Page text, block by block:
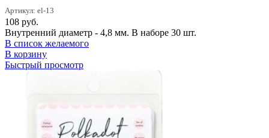
Артикул: el-13
108 руб.
Внутренний диаметр - 4,8 мм. В наборе 30 шт.
В список желаемого
В корзину
Быстрый просмотр